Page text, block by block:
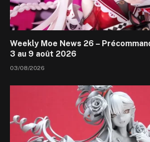
Weekly Moe News 26 –
3 au 9 août 2026
03/08/2026